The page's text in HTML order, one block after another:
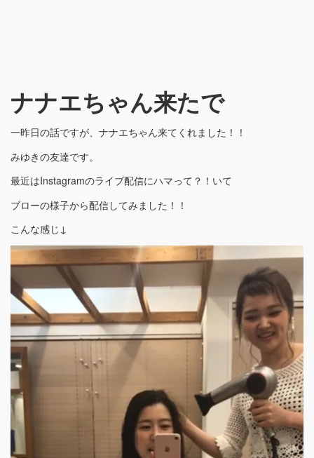
ナナエちゃん来たで
一昨日の話ですが、ナナエちゃん来てくれました！！
みゆきの友達です。
最近はInstagramのライブ配信にハマって？！いて
ブローの様子から配信してみました！！
こんな感じ↓